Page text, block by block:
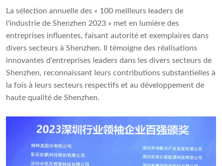
La sélection annuelle des « 100 meilleurs leaders de
l'industrie de Shenzhen 2023 » met en lumière des
entreprises influentes, faisant autorité et exemplaires dans
divers secteurs à Shenzhen. Il témoigne des réalisations
innovantes d'entreprises leaders dans les divers secteurs de
Shenzhen, reconnaissant leurs contributions substantielles à
la fois à leurs secteurs respectifs et au développement de
haute qualité de Shenzhen.